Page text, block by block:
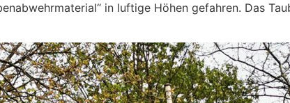
in luftige Höhen gefahren. Das